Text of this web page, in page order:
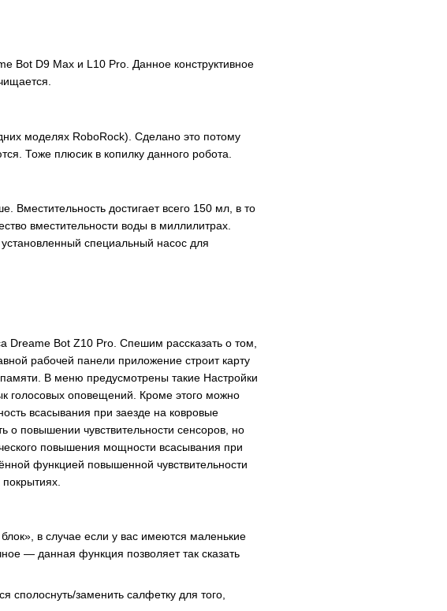
Bot D9 Max и L10 Pro. Данное конструктивное
моделях RoboRock). Сделано это потому
Тоже плюсик в копилку данного робота.
Вместительность достигает всего 150 мл, в то
вместительности воды в миллилитрах.
специальный насос для
Dreame Bot Z10 Pro. Спешим рассказать о том,
рабочей панели приложение строит карту
В меню предусмотрены такие Настройки
голосовых оповещений. Кроме этого можно
всасывания при заезде на ковровые
о повышении чувствительности сенсоров, но
повышения мощности всасывания при
функцией повышенной чувствительности
в случае если у вас имеются маленькие
— данная функция позволяет так сказать
сполоснуть/заменить салфетку для того,